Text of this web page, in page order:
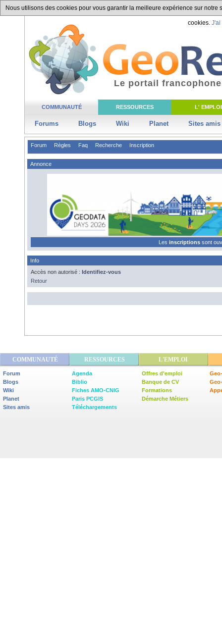
Nous utilisons des cookies pour vous garantir la meilleure expérience sur
cookies. J'ai
COMMUNAUTÉ RESSOURCES L' EMPLOI
Forums Blogs Wiki Planet Sites amis
Le portail
Forum Règles Faq Recherche Inscription
Annonce
Les inscriptions sont
Info
Accès non autorisé : Identifiez-vous
Retour
COMMUNAUTÉ RESSOURCES L'EMPLOI
Forum
Blogs
Wiki
Planet
Sites amis
Agenda
Biblio
Fiches AMO-CNIG
Paris PCGIS
Téléchargements
Offres d'emploi
Banque de CV
Formations
Démarche Métiers